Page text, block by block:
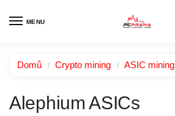
MENU
Domů / Crypto mining / ASIC mining
Alephium ASICs